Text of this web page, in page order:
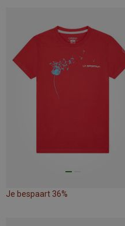
Je bespaart 36%